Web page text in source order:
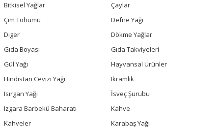
Bitkisel Yağlar
Çaylar
Çim Tohumu
Defne Yağı
Diger
Dökme Yağlar
Gıda Boyası
Gıda Takviyeleri
Gül Yağı
Hayvansal Ürünler
Hindistan Cevizi Yağı
Ikramlık
Isırgan Yağı
İsveç Şurubu
Izgara Barbekü Baharatı
Kahve
Kahveler
Karabaş Yağı